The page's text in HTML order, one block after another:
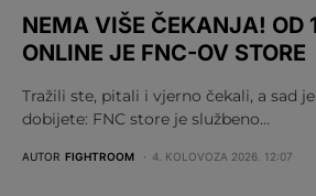
NEMA VIŠE ČEKANJA! OD
ONLINE JE FNC-OV STORE
Tražili ste, pitali i vjerno čekali, a sad
dobijete: FNC store je službeno…
AUTOR FIGHTROOM 4. KOLOVOZA 2026. 12:07